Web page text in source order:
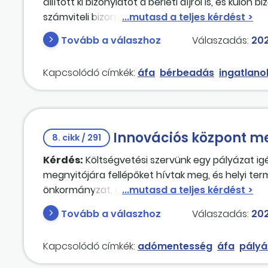
számviteli bizonylat kiállításához számlatömböt
költségek továbbhárításánál előírás-e a
Tovább a válaszhoz Válaszadás:
Kapcsolódó címkék: áfa bérbeadás
8. cikk / 291 Innovációs központ
Kérdés: Költségvetési szervünk egy pályázat
megnyitójára fellépőket hívtak meg, és helyi
önkormányzat, a fellépők és a termékeket
rendezvény ingyenes, nem lesz belépőjegy, és
kóstolás és a rendezvényen való részvétel. A
adómentes. A rendezvénnyel kapcsolatos
Tovább a válaszhoz Válaszadás:
Kapcsolódó címkék: adómentesség áfa